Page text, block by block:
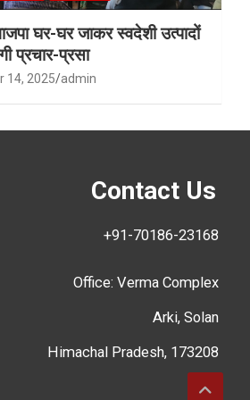
घर-घर जाकर स्वदेशी उत्पादों
प्रचार-प्रसा
14, 2025 admin
Contact Us
+91-70186-23168
Office: Verma Complex
Arki, Solan
Himachal Pradesh, 173208